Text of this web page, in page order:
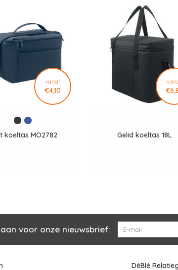
vanaf
€4,10
koeltas MO2782 Gelid koeltas 18L
voor onze nieuwsbrief:
DéBlé